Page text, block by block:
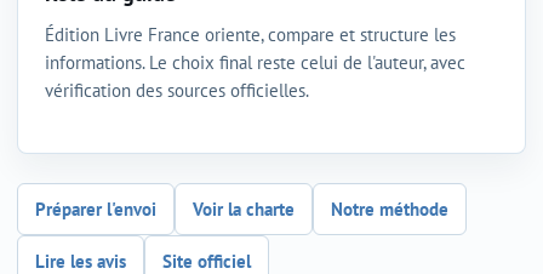
Édition Livre France oriente, compare et structure les
informations. Le choix final reste celui de l'auteur, avec
vérification des sources officielles.
Préparer l'envoi Voir la charte Notre méthode
Lire les avis Site officiel